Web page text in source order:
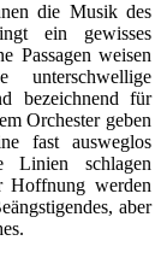
die Musik des
ein gewisses
Passagen weisen
bezeichnend für
Orchester geben
fast ausweglos
Linien schlagen
Hoffnung werden
aber